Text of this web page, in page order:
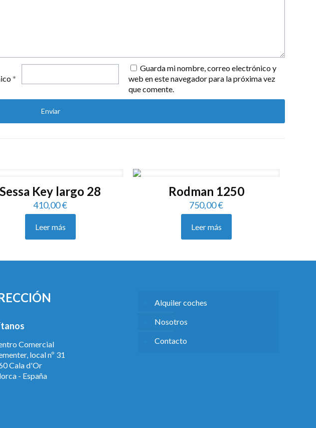
*
Guarda mi nombre, correo electrónico y
web en este navegador para la próxima vez
que comente.
Sessa Key largo 28
410,00€
Leer más
Rodman 1250
750,00€
Leer más
Comercial
local nº 31
Cala d'Or
- España
Alquiler coches
Nosotros
Contacto